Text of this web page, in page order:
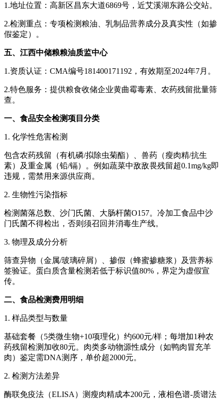
1.地址位置：高新区昌东大道6869号，近艾溪湖东路公交站。
2.检测重点：专项检测粮油、乳制品营养成分及真实性（如掺
假鉴定）。
五、江西中储粮粮油质监中心
1.资质认证：CMA编号181400171192，有效期至2024年7月。
2.特色服务：提供粮食收储企业黄曲霉毒素、农药残留批量筛
查。
一、食品安全检测项目分类
1. 化学性危害检测
包含农药残留（有机磷/拟除虫菊酯）、兽药（瘦肉精/抗生
素）及重金属（铅/镉）。例如蔬菜中敌敌畏残留超0.1mg/kg即
违规，需禁用来源供应商。
2. 生物性污染指标
检测菌落总数、沙门氏菌、大肠杆菌O157。冷加工食品中沙
门氏菌不得检出，否则须召回并消毒生产线。
3. 物理及成分分析
筛查异物（金属/玻璃碎屑）、掺假（蜂蜜掺糖浆）及营养标
签验证。蛋白质含量检测若低于标识值80%，界定为虚假宣
传。
二、食品检测费用明细
1. 样品类型与数量
基础套餐（5类微生物+10项理化）约600元/样；每增加1种农
药残留检测加收80元。肉类多动物源性成分（如鸭肉冒充羊
肉）鉴定需DNA测序，单价超2000元。
2. 检测方法差异
酶联免疫法（ELISA）测瘦肉精成本200元，液相色谱-质谱法